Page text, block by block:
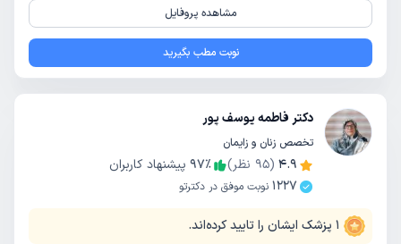
مشاهده پروفایل
نوبت مطب بگیرید
دکتر فاطمه یوسف پور
تخصص زنان و زایمان
4.9
(
95 نظر) 97٪
پیشنهاد کاربران
1227 نوبت موفق در دکترتو
1 پزشک ایشان را تایید کرده‌اند.